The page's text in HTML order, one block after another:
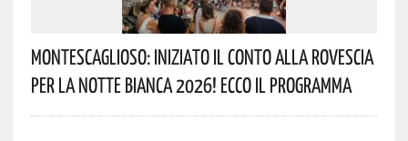
Montescaglioso: Iniziato Il Conto Alla Rovescia
Per La Notte Bianca 2026! Ecco Il Programma